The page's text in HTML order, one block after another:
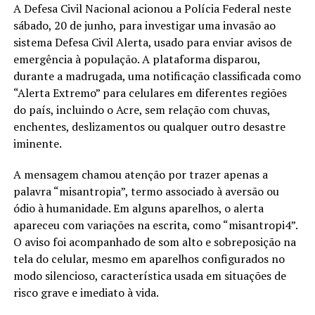
A Defesa Civil Nacional acionou a Polícia Federal neste
sábado, 20 de junho, para investigar uma invasão ao
sistema Defesa Civil Alerta, usado para enviar avisos de
emergência à população. A plataforma disparou,
durante a madrugada, uma notificação classificada como
“Alerta Extremo” para celulares em diferentes regiões
do país, incluindo o Acre, sem relação com chuvas,
enchentes, deslizamentos ou qualquer outro desastre
iminente.
A mensagem chamou atenção por trazer apenas a
palavra “misantropia”, termo associado à aversão ou
ódio à humanidade. Em alguns aparelhos, o alerta
apareceu com variações na escrita, como “misantropi4”.
O aviso foi acompanhado de som alto e sobreposição na
tela do celular, mesmo em aparelhos configurados no
modo silencioso, característica usada em situações de
risco grave e imediato à vida.